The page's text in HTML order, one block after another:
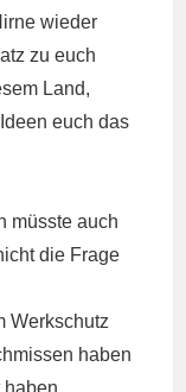
wieder
zu euch
Land,
euch das
müsste auch
die Frage
Werkschutz
haben
haben